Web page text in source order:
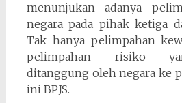
menunjukan adanya
negara pada pihak ketiga
Tak hanya pelimpahan
pelimpahan risiko
ditanggung oleh negara ke
ini BPJS.